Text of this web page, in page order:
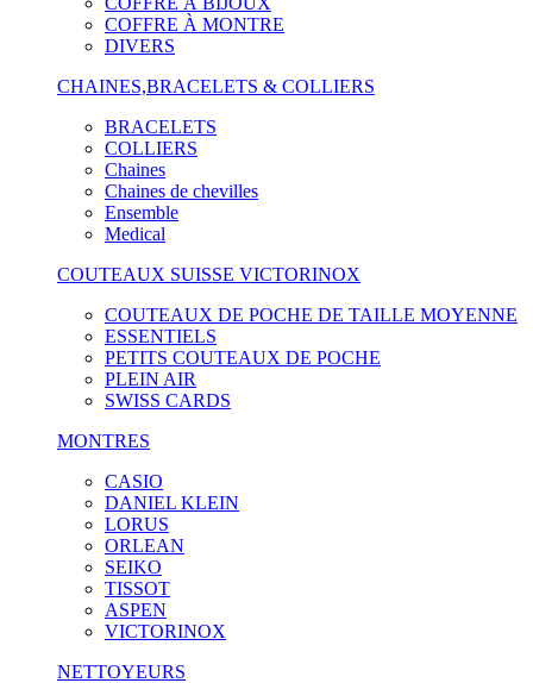
COFFRE À MONTRE
DIVERS
CHAINES,BRACELETS & COLLIERS
BRACELETS
COLLIERS
Chaines
Chaines de chevilles
Ensemble
Medical
COUTEAUX SUISSE VICTORINOX
COUTEAUX DE POCHE DE TAILLE MOYENNE
ESSENTIELS
PETITS COUTEAUX DE POCHE
PLEIN AIR
SWISS CARDS
MONTRES
CASIO
DANIEL KLEIN
LORUS
ORLEAN
SEIKO
TISSOT
ASPEN
VICTORINOX
NETTOYEURS